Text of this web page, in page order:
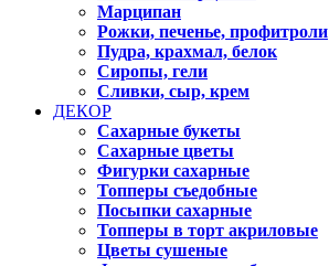
Марципан
Рожки, печенье, профитроли
Пудра, крахмал, белок
Сиропы, гели
Сливки, сыр, крем
ДЕКОР
Сахарные букеты
Сахарные цветы
Фигурки сахарные
Топперы съедобные
Посыпки сахарные
Топперы в торт акриловые
Цветы сушеные